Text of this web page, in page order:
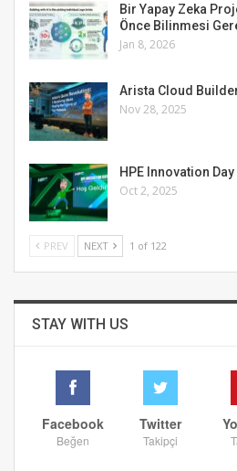
Bir Yapay Zeka
Önce Bilinmesi
Jan 8, 2026
Arista Cloud
Nov 28, 2025
HPE Innovation
Oct 2, 2025
PREV NEXT 1 of 122
STAY WITH US
Facebook
Beğen
Twitter
Takipçi